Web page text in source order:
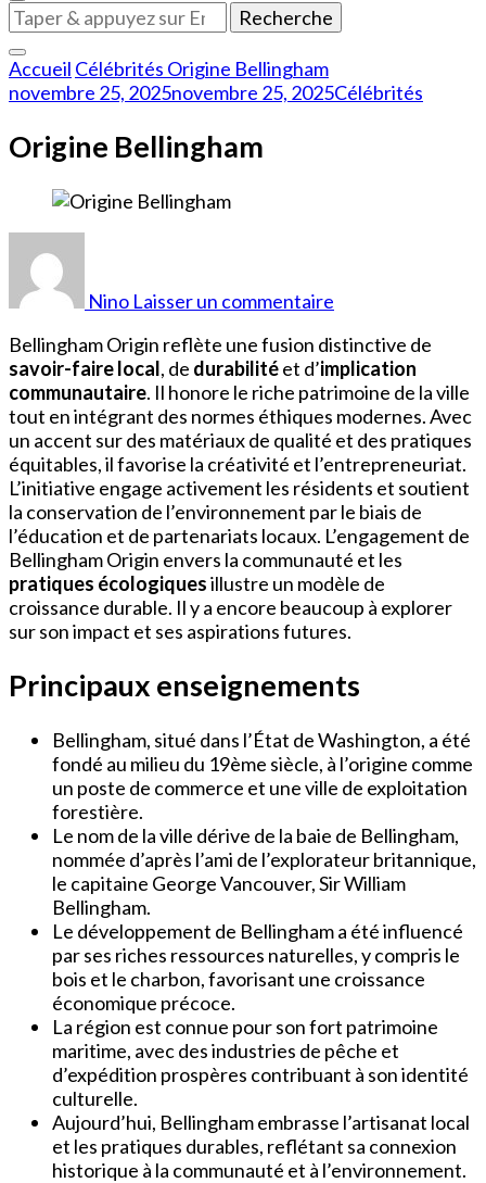
Vous
recherchiez
quelque
chose
?
Accueil Célébrités Origine Bellingham
novembre 25, 2025novembre 25, 2025Célébrités
Origine Bellingham
Nino Laisser un commentaire
Bellingham Origin reflète une fusion distinctive de
savoir-faire local, de durabilitéet d’implication
communautaire. Il honore le riche patrimoine de la ville
tout en intégrant des normes éthiques modernes. Avec
un accent sur des matériaux de qualité et des pratiques
équitables, il favorise la créativité et l’entrepreneuriat.
L’initiative engage activement les résidents et soutient
la conservation de l’environnement par le biais de
l’éducation et de partenariats locaux. L’engagement de
Bellingham Origin envers la communauté et les
pratiques écologiquesillustre un modèle de
croissance durable. Il y a encore beaucoup à explorer
sur son impact et ses aspirations futures.
Principaux enseignements
Bellingham, situé dans l’État de Washington, a été
fondé au milieu du 19ème siècle, à l’origine comme
un poste de commerce et une ville de exploitation
forestière.
Le nom de la ville dérive de la baie de Bellingham,
nommée d’après l’ami de l’explorateur britannique,
le capitaine George Vancouver, Sir William
Bellingham.
Le développement de Bellingham a été influencé
par ses riches ressources naturelles, y compris le
bois et le charbon, favorisant une croissance
économique précoce.
La région est connue pour son fort patrimoine
maritime, avec des industries de pêche et
d’expédition prospères contribuant à son identité
culturelle.
Aujourd’hui, Bellingham embrasse l’artisanat local
et les pratiques durables, reflétant sa connexion
historique à la communauté et à l’environnement.